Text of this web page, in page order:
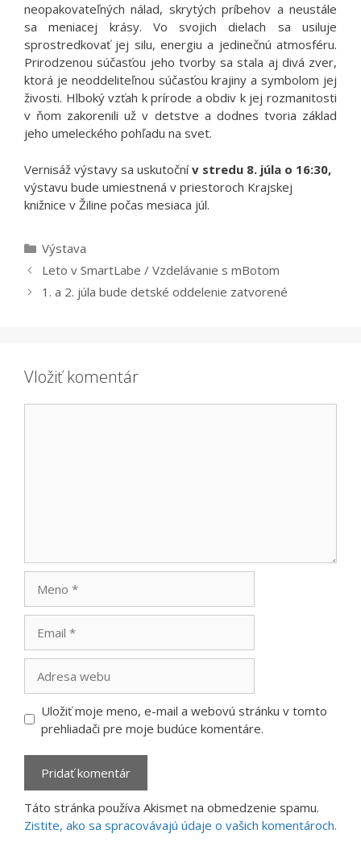
neopakovateľných nálad, skrytých príbehov a neustále
sa meniacej krásy. Vo svojich dielach sa usiluje
sprostredkovať jej silu, energiu a jedinečnú atmosféru.
Prirodzenou súčasťou jeho tvorby sa stala aj divá zver,
ktorá je neoddeliteľnou súčasťou krajiny a symbolom jej
živosti. Hlboký vzťah k prírode a obdiv k jej rozmanitosti
v ňom zakorenili už v detstve a dodnes tvoria základ
jeho umeleckého pohľadu na svet.
Vernisáž výstavy sa uskutočnív stredu 8. júla o 16:30,
výstavu bude umiestnená v priestoroch Krajskej
knižnice v Žiline počas mesiaca júl.
Kategórie
Výstava
Leto v SmartLabe / Vzdelávanie s mBotom
1. a 2. júla bude detské oddelenie zatvorené
Vložiť komentár
webu
Uložiť moje meno, e-mail a webovú stránku v tomto
prehliadači pre moje budúce komentáre.
Táto stránka používa Akismet na obmedzenie spamu.
Zistite, ako sa spracovávajú údaje o vašich komentároch.